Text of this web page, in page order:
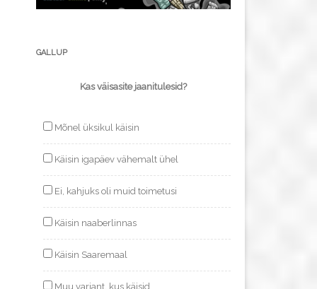
GALLUP
Kas väisasite jaanitulesid?
Mõnel üksikul käisin
Käisin igapäev vähemalt ühel
Ei, kahjuks oli muid toimetusi
Käisin naaberlinnas
Käisin Saaremaal
Muu variant, kus käisid